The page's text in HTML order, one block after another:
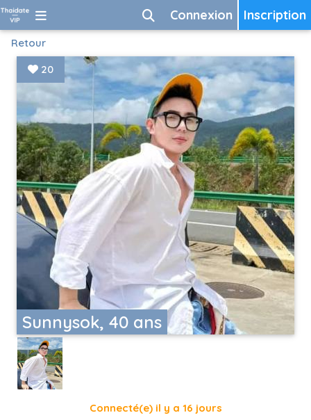
Inscription
Connexion
Retour
Sunnysok, 40 ans
20
Connecté(e) il y a 16 jours